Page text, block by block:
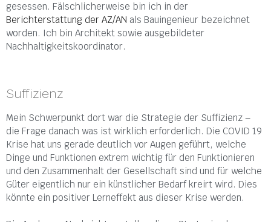
gesessen. Fälschlicherweise bin ich in der
Berichterstattung der AZ/AN als Bauingenieur bezeichnet
worden. Ich bin Architekt sowie ausgebildeter
Nachhaltigkeitskoordinator.
Suffizienz
Mein Schwerpunkt dort war die Strategie der Suffizienz –
die Frage danach was ist wirklich erforderlich. Die COVID 19
Krise hat uns gerade deutlich vor Augen geführt, welche
Dinge und Funktionen extrem wichtig für den Funktionieren
und den Zusammenhalt der Gesellschaft sind und für welche
Güter eigentlich nur ein künstlicher Bedarf kreirt wird. Dies
könnte ein positiver Lerneffekt aus dieser Krise werden.